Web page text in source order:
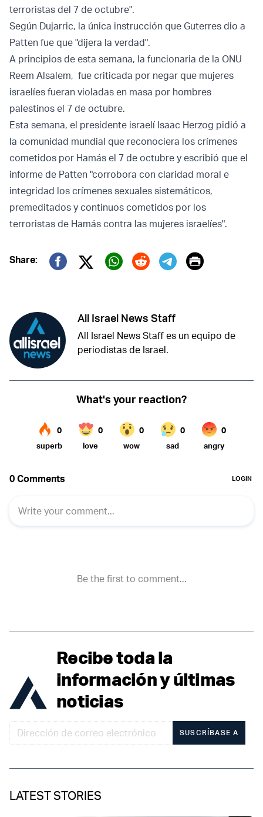
terroristas del 7 de octubre".
Según Dujarric, la única instrucción que Guterres dio a
Patten fue que "dijera la verdad".
A principios de esta semana, la funcionaria de la ONU
Reem Alsalem, fue criticada por negar que mujeres
israelíes fueran violadas en masa por hombres
palestinos el 7 de octubre.
Esta semana, el presidente israelí Isaac Herzog pidió a
la comunidad mundial que reconociera los crímenes
cometidos por Hamás el 7 de octubre y escribió que el
informe de Patten "corrobora con claridad moral e
integridad los crímenes sexuales sistemáticos,
premeditados y continuos cometidos por los
terroristas de Hamás contra las mujeres israelíes".
Share:
Twitter (X)
Print
All Israel News Staff
All Israel News Staff es un equipo de
periodistas de Israel.
Recibe toda la
información y últimas
noticias
SUSCRÍBASE A
LATEST STORIES